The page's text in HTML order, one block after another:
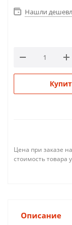
Нашли
Цена при заказе
стоимость товара
Описание